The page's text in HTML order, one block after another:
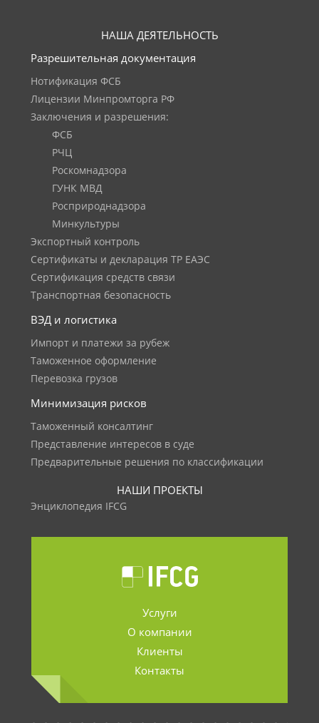
НАША ДЕЯТЕЛЬНОСТЬ
Разрешительная документация
Нотификация ФСБ
Лицензии Минпромторга РФ
Заключения и разрешения:
ФСБ
РЧЦ
Роскомнадзора
ГУНК МВД
Росприроднадзора
Минкультуры
Экспортный контроль
Сертификаты и декларация ТР ЕАЭС
Сертификация средств связи
Транспортная безопасность
ВЭД и логистика
Импорт и платежи за рубеж
Таможенное оформление
Перевозка грузов
Минимизация рисков
Таможенный консалтинг
Представление интересов в суде
Предварительные решения по классификации
НАШИ ПРОЕКТЫ
Энциклопедия IFCG
Услуги
О компании
Клиенты
Контакты